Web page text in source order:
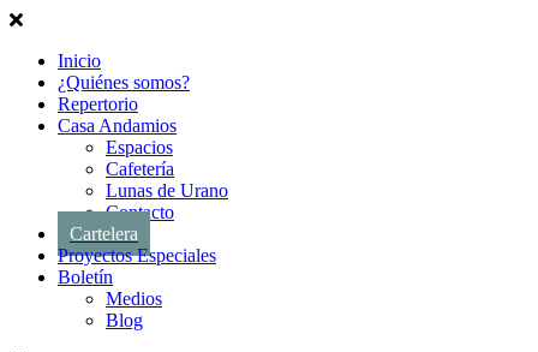
Inicio
¿Quiénes somos?
Repertorio
Casa Andamios
Espacios
Cafetería
Lunas de Urano
Contacto
Cartelera
Proyectos Especiales
Boletín
Medios
Blog